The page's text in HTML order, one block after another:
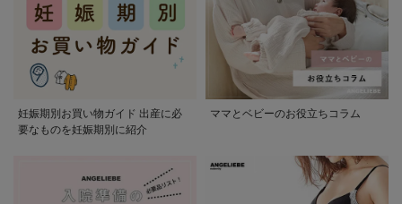
妊娠期別お買い物ガイド 出産に必
要なものを妊娠期別に紹介
ママとベビーのお役立ちコラム